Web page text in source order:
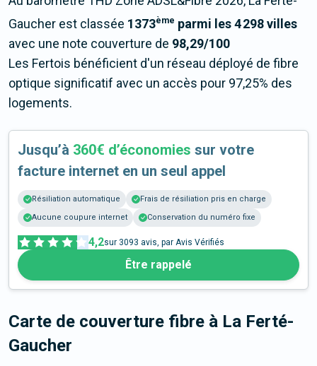
Gaucher est classée 1373ème parmi les 4 298 villes
avec une note couverture de 98,29/100
Les Fertois bénéficient d'un réseau déployé de fibre
optique significatif avec un accès pour 97,25% des
logements.
Jusqu’à 360€ d’économies sur votre
facture internet en un seul appel
Résiliation automatique
Frais de résiliation pris en charge
Aucune coupure internet
Conservation du numéro fixe
4,2sur 3093 avis, par Avis Vérifiés
Être rappelé
Carte de couverture fibre à La Ferté-
Gaucher